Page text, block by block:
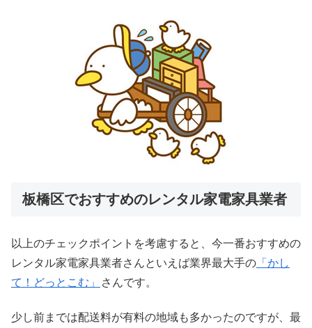
板橋区でおすすめのレンタル家電家具業者
以上のチェックポイントを考慮すると、今一番おすすめの
レンタル家電家具業者さんといえば業界最大手の 「かし
て！どっとこむ」
さんです。
少し前までは配送料が有料の地域も多かったのですが、最